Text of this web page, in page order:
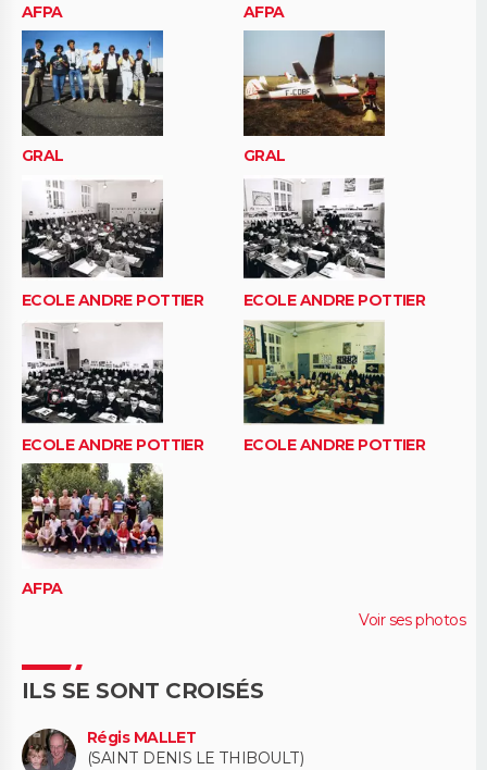
AFPA AFPA
GRAL GRAL
ECOLE ANDRE POTTIER ECOLE ANDRE POTTIER
ECOLE ANDRE POTTIER ECOLE ANDRE POTTIER
AFPA
Voir ses photos
ILS SE SONT CROISÉS
Régis MALLET
(SAINT DENIS LE THIBOULT)